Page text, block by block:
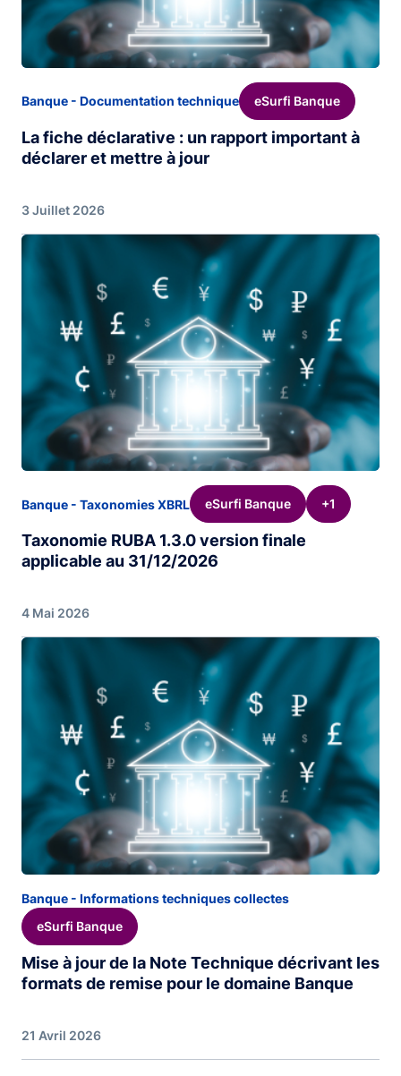
Banque - Documentation technique eSurfi Banque
La fiche déclarative : un rapport important à
déclarer et mettre à jour
3 Juillet 2026
Image
Banque - Taxonomies XBRL eSurfi Banque +1
Taxonomie RUBA 1.3.0 version finale
applicable au 31/12/2026
4 Mai 2026
Banque - Informations techniques collectes
eSurfi Banque
Mise à jour de la Note Technique décrivant les
formats de remise pour le domaine Banque
21 Avril 2026